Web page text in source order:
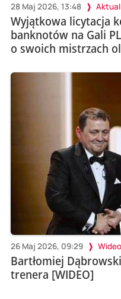
28 Maj 2026, 13:48
Wyjątkowa licytacja
banknotów na Gali
o swoich mistrzach
26 Maj 2026, 09:29 Wideo
Bartłomiej
trenera [WIDEO]